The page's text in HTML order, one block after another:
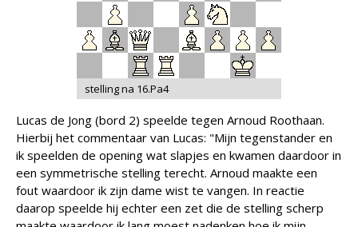
stelling na 16.Pa4
Lucas de Jong (bord 2) speelde tegen Arnoud Roothaan.
Hierbij het commentaar van Lucas: "Mijn tegenstander en
ik speelden de opening wat slapjes en kwamen daardoor in
een symmetrische stelling terecht. Arnoud maakte een
fout waardoor ik zijn dame wist te vangen. In reactie
daarop speelde hij echter een zet die de stelling scherp